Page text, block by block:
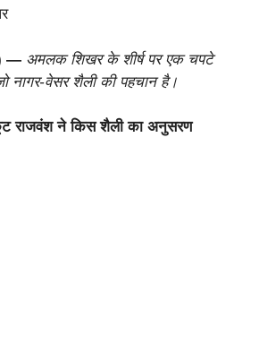
— अमलक शिखर के शीर्ष पर एक चपटे
नागर-वेसर शैली की पहचान है।
राजवंश ने किस शैली का अनुसरण